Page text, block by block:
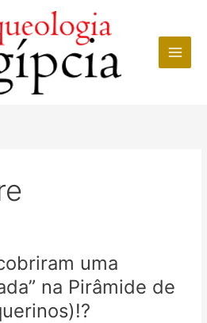
uma
na Pirâmide de